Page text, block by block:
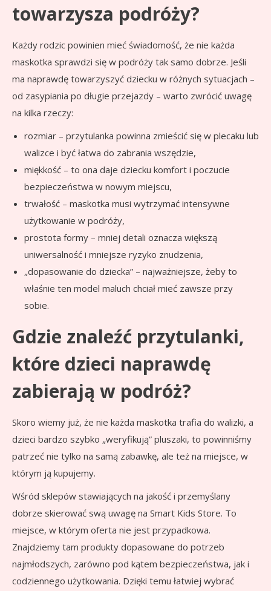
towarzysza podróży?
Każdy rodzic powinien mieć świadomość, że nie każda
maskotka sprawdzi się w podróży tak samo dobrze. Jeśli
ma naprawdę towarzyszyć dziecku w różnych sytuacjach –
od zasypiania po długie przejazdy – warto zwrócić uwagę
na kilka rzeczy:
rozmiar – przytulanka powinna zmieścić się w plecaku lub
walizce i być łatwa do zabrania wszędzie,
miękkość – to ona daje dziecku komfort i poczucie
bezpieczeństwa w nowym miejscu,
trwałość – maskotka musi wytrzymać intensywne
użytkowanie w podróży,
prostota formy – mniej detali oznacza większą
uniwersalność i mniejsze ryzyko znudzenia,
„dopasowanie do dziecka” – najważniejsze, żeby to
właśnie ten model maluch chciał mieć zawsze przy
sobie.
Gdzie znaleźć przytulanki,
które dzieci naprawdę
zabierają w podróż?
Skoro wiemy już, że nie każda maskotka trafia do walizki, a
dzieci bardzo szybko „weryfikują” pluszaki, to powinniśmy
patrzeć nie tylko na samą zabawkę, ale też na miejsce, w
którym ją kupujemy.
Wśród sklepów stawiających na jakość i przemyślany
dobrze skierować swą uwagę na Smart Kids Store. To
miejsce, w którym oferta nie jest przypadkowa.
Znajdziemy tam produkty dopasowane do potrzeb
najmłodszych, zarówno pod kątem bezpieczeństwa, jak i
codziennego użytkowania. Dzięki temu łatwiej wybrać